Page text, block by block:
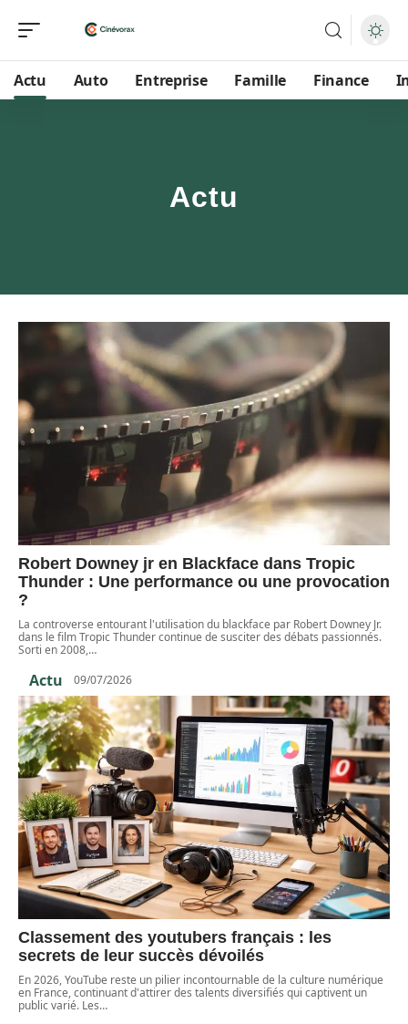
Actu Auto Entreprise Famille Finance
Actu
Robert Downey jr en Blackface dans Tropic
Thunder : Une performance ou une provocation
?
La controverse entourant l'utilisation du blackface par Robert Downey Jr.
dans le film Tropic Thunder continue de susciter des débats passionnés.
Sorti en 2008,…
Actu 09/07/2026
Classement des youtubers français : les
secrets de leur succès dévoilés
En 2026, YouTube reste un pilier incontournable de la culture numérique
en France, continuant d'attirer des talents diversifiés qui captivent un
public varié. Les…